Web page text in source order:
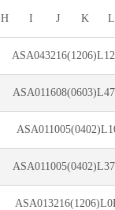
H I J K L